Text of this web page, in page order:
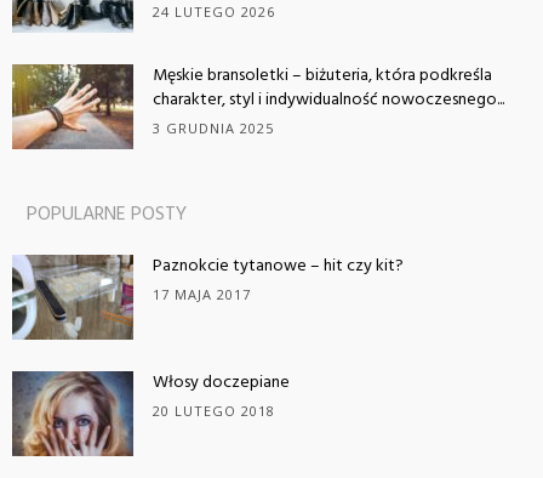
24 LUTEGO 2026
Męskie bransoletki – biżuteria, która podkreśla
charakter, styl i indywidualność nowoczesnego...
3 GRUDNIA 2025
POPULARNE POSTY
Paznokcie tytanowe – hit czy kit?
17 MAJA 2017
Włosy doczepiane
20 LUTEGO 2018